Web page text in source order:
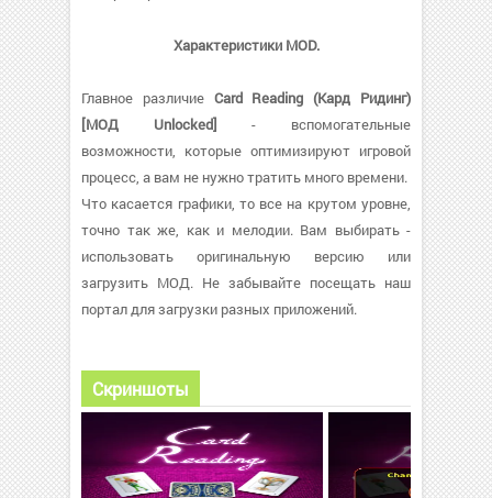
Характеристики MOD.
Главное различие Card Reading (Кард Ридинг)
[МОД Unlocked] - вспомогательные
возможности, которые оптимизируют игровой
процесс, а вам не нужно тратить много времени.
Что касается графики, то все на крутом уровне,
точно так же, как и мелодии. Вам выбирать -
использовать оригинальную версию или
загрузить МОД. Не забывайте посещать наш
портал для загрузки разных приложений.
Скриншоты